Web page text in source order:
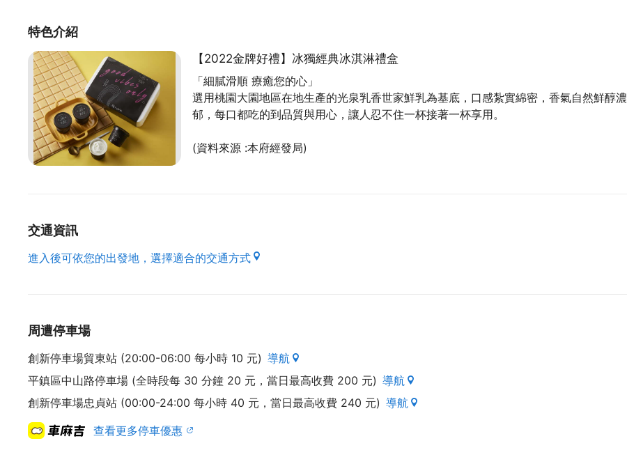
特色介紹
【2022金牌好禮】冰獨經典冰淇淋禮盒
「細膩滑順 療癒您的心」
選用桃園大園地區在地生產的光泉乳香世家鮮乳為基底，口感紮實綿密，香氣自然鮮醇濃
郁，每口都吃的到品質與用心，讓人忍不住一杯接著一杯享用。
(資料來源 :本府經發局)
交通資訊
進入後可依您的出發地，選擇適合的交通方式
周遭停車場
創新停車場貿東站 (20:00-06:00 每小時 10 元) 導航
平鎮區中山路停車場 (全時段每 30 分鐘 20 元，當日最高收費 200 元) 導航
創新停車場忠貞站 (00:00-24:00 每小時 40 元，當日最高收費 240 元) 導航
查看更多停車優惠